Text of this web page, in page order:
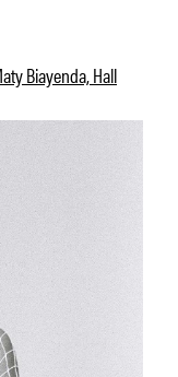
Biayenda, Hall